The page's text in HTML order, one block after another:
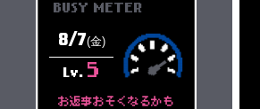
BUSY METER
8/7(金)
Lv. 5
お返事おそくなるかも